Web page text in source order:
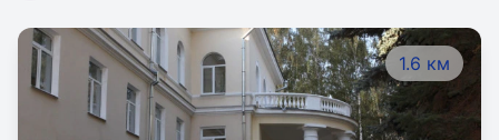
1.6 км